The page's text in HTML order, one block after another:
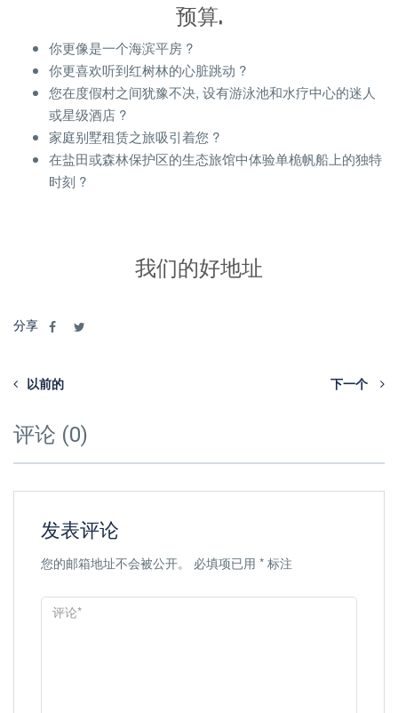
预算.
你更像是一个海滨平房 ?
你更喜欢听到红树林的心脏跳动 ?
您在度假村之间犹豫不决, 设有游泳池和水疗中心的迷人
或星级酒店 ?
家庭别墅租赁之旅吸引着您 ?
在盐田或森林保护区的生态旅馆中体验单桅帆船上的独特
时刻 ?
我们的好地址
分享
以前的 下一个
评论 (0)
发表评论
您的邮箱地址不会被公开。 必填项已用 * 标注